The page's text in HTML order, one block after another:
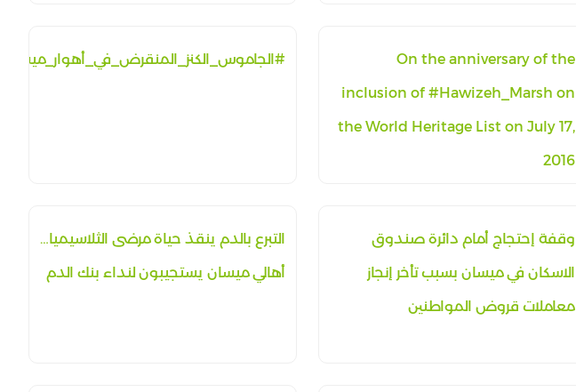
On the anniversary of the
inclusion of #Hawizeh_Marsh on
the World Heritage List on July 17,
2016
#الجاموس_الكنز_المنقرض_في_أهوار_ميسان
وقفة إحتجاج أمام دائرة صندوق
الاسكان في ميسان بسبب تأخر إنجاز
معاملات قروض المواطنين
التبرع بالدم ينقذ حياة مرضى الثلاسيميا…
أهالي ميسان يستجيبون لنداء بنك الدم